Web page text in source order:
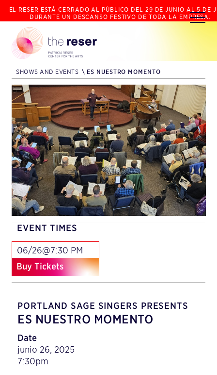
EL RESER ESTÁ CERRADO AL PÚBLICO DEL 29 DE JUNIO AL 5 DE
DURANTE UN DESCANSO FESTIVO DE TODA LA EMPRESA.
SHOWS AND EVENTS \ ES NUESTRO MOMENTO
EVENT TIMES
06/26@7:30 PM
Buy Tickets
PORTLAND SAGE SINGERS PRESENTS
ES NUESTRO MOMENTO
Date
junio 26, 2025
7:30pm